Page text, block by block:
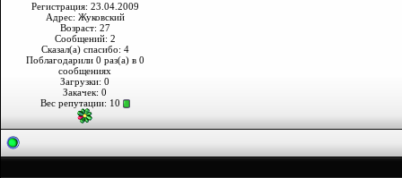
Регистрация: 23.04.2009
Адрес: Жуковский
Возраст: 27
Сообщений: 2
Сказал(а) спасибо: 4
Поблагодарили 0 раз(а) в 0
сообщениях
Загрузки: 0
Закачек: 0
Вес репутации: 10